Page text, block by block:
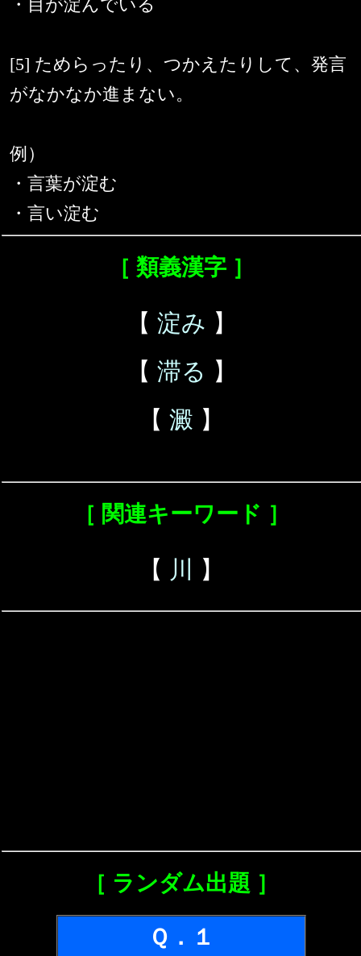
・目が淀んでいる
[5] ためらったり、つかえたりして、発言
がなかなか進まない。
例）
・言葉が淀む
・言い淀む
［ 類義漢字 ］
【 淀み 】
【 滞る 】
【 澱 】
［ 関連キーワード ］
【 川 】
［ ランダム出題 ］
Ｑ．１